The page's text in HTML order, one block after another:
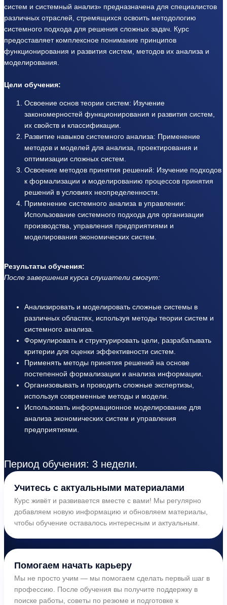
систем и системный анализ» предназначена для специалистов
различных отраслей, стремящихся освоить методологию
системного подхода для решения сложных задач. Курс
предоставляет комплексное понимание принципов
функционирования и развития систем, методов их анализа и
моделирования.
Цели обучения:
Освоение основ теории систем: Изучение
закономерностей функционирования и развития систем,
их свойств и классификации.
Развитие навыков системного анализа: Применение
методов и моделей для анализа, проектирования и
оптимизации сложных систем.
Освоение методов принятия решений: Изучение подходов
к формализации и моделированию процессов принятия
решений в условиях неопределенности.
Применение системного анализа в управлении:
Использование системного подхода для организации
производства, управления предприятиями и
моделирования экономических систем.
Результаты обучения:
После завершения курса слушатели смогут:
Анализировать и моделировать сложные системы в
различных областях, используя методы теории систем и
системного анализа.
Формулировать и структурировать цели, разрабатывать
критерии для оценки эффективности систем.
Применять методы принятия решений на основе
постепенной формализации и анализа информации.
Организовывать и проводить сложные экспертизы,
используя современные методы и модели.
Использовать информационное моделирование для
анализа экономических систем и управления
предприятиями.
Период обучения: 3 недели.
Учитесь с актуальными материалами
Курс живёт и развивается вместе с вами! Мы регулярно
добавляем новую информацию и обновляем материалы,
чтобы обучение оставалось интересным и актуальным.
Помогаем начать карьеру
Мы не просто учим — мы помогаем сделать первый шаг в
профессию. После обучения вы получите поддержку в
поиске работы, советы по резюме и подготовке к